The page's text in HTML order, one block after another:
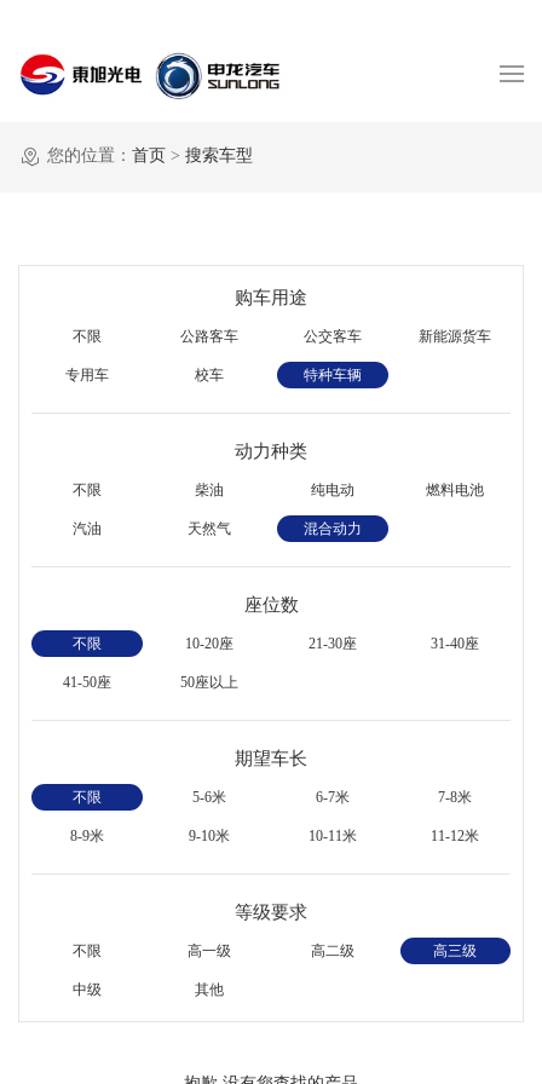
您的位置： 首页 > 搜索车型
购车用途
不限 公路客车 公交客车 新能源货车
专用车 校车 特种车辆
动力种类
不限 柴油 纯电动 燃料电池
汽油 天然气 混合动力
座位数
不限 10-20座 21-30座 31-40座
41-50座 50座以上
期望车长
不限 5-6米 6-7米 7-8米
8-9米 9-10米 10-11米 11-12米
等级要求
不限 高一级 高二级 高三级
中级 其他